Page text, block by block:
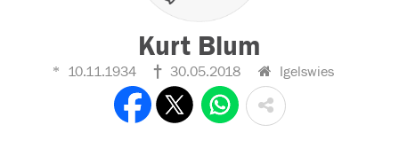
Kurt Blum
10.11.1934 30.05.2018 Igelswies